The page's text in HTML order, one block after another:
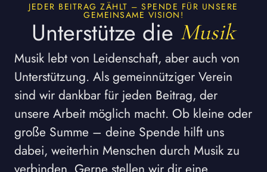
JEDER BEITRAG ZÄHLT – SPENDE FÜR UNSERE
GEMEINSAME VISION!
Unterstütze die Musik
Musik lebt von Leidenschaft, aber auch von
Unterstützung. Als gemeinnütziger Verein
sind wir dankbar für jeden Beitrag, der
unsere Arbeit möglich macht. Ob kleine oder
große Summe – deine Spende hilft uns
dabei, weiterhin Menschen durch Musik zu